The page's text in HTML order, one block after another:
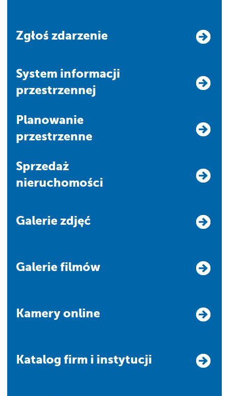
Zgłoś zdarzenie
system informacji
przestrzennej
Planowanie
przestrzenne
Sprzedaż
nieruchomości
Galerie zdjęć
Galerie filmów
Kamery online
Katalog firm i instytucji